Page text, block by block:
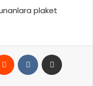
plaket
Reddit VKontakte